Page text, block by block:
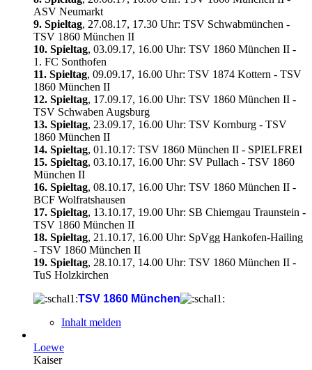
ASV Neumarkt
9. Spieltag, 27.08.17, 17.30 Uhr: TSV Schwabmünchen -
TSV 1860 München II
10. Spieltag, 03.09.17, 16.00 Uhr: TSV 1860 München II -
1. FC Sonthofen
11. Spieltag, 09.09.17, 16.00 Uhr: TSV 1874 Kottern - TSV
1860 München II
12. Spieltag, 17.09.17, 16.00 Uhr: TSV 1860 München II -
TSV Schwaben Augsburg
13. Spieltag, 23.09.17, 16.00 Uhr: TSV Kornburg - TSV
1860 München II
14. Spieltag, 01.10.17: TSV 1860 München II - SPIELFREI
15. Spieltag, 03.10.17, 16.00 Uhr: SV Pullach - TSV 1860
München II
16. Spieltag, 08.10.17, 16.00 Uhr: TSV 1860 München II -
BCF Wolfratshausen
17. Spieltag, 13.10.17, 19.00 Uhr: SB Chiemgau Traunstein -
TSV 1860 München II
18. Spieltag, 21.10.17, 16.00 Uhr: SpVgg Hankofen-Hailing
- TSV 1860 München II
19. Spieltag, 28.10.17, 14.00 Uhr: TSV 1860 München II -
TuS Holzkirchen
TSV 1860 München
Inhalt melden
Loewe
Kaiser